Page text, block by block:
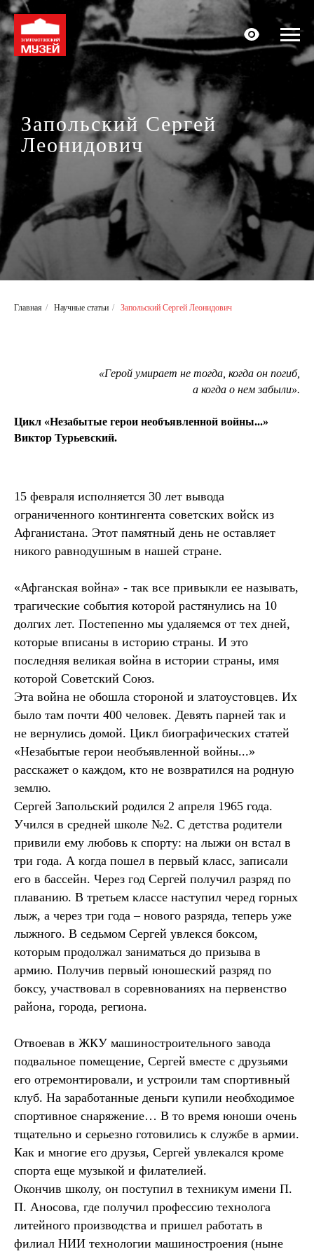
Запольский Сергей
Леонидович
Главная / Научные статьи / Запольский Сергей Леонидович
«Герой умирает не тогда, когда он погиб,
а когда о нем забыли».
Цикл «Незабытые герои необъявленной войны...»
Виктор Турьевский.
15 февраля исполняется 30 лет вывода
ограниченного контингента советских войск из
Афганистана. Этот памятный день не оставляет
никого равнодушным в нашей стране.
«Афганская война» - так все привыкли ее называть,
трагические события которой растянулись на 10
долгих лет. Постепенно мы удаляемся от тех дней,
которые вписаны в историю страны. И это
последняя великая война в истории страны, имя
которой Советский Союз.
Эта война не обошла стороной и златоустовцев. Их
было там почти 400 человек. Девять парней так и
не вернулись домой. Цикл биографических статей
«Незабытые герои необъявленной войны...»
расскажет о каждом, кто не возвратился на родную
землю.
Сергей Запольский родился 2 апреля 1965 года.
Учился в средней школе №2. С детства родители
привили ему любовь к спорту: на лыжи он встал в
три года. А когда пошел в первый класс, записали
его в бассейн. Через год Сергей получил разряд по
плаванию. В третьем классе наступил черед горных
лыж, а через три года – нового разряда, теперь уже
лыжного. В седьмом Сергей увлекся боксом,
которым продолжал заниматься до призыва в
армию. Получив первый юношеский разряд по
боксу, участвовал в соревнованиях на первенство
района, города, региона.
Отвоевав в ЖКУ машиностроительного завода
подвальное помещение, Сергей вместе с друзьями
его отремонтировали, и устроили там спортивный
клуб. На заработанные деньги купили необходимое
спортивное снаряжение… В то время юноши очень
тщательно и серьезно готовились к службе в армии.
Как и многие его друзья, Сергей увлекался кроме
спорта еще музыкой и филателией.
Окончив школу, он поступил в техникум имени П.
П. Аносова, где получил профессию технолога
литейного производства и пришел работать в
филиал НИИ технологии машиностроения (ныне